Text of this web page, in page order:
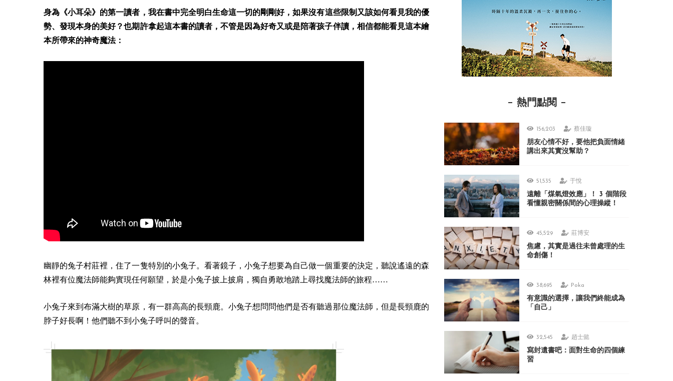
身為 《小耳朵》 的第一讀者，我在書中完全明白生命這一切的剛剛好，如果沒有這些限制又該如何看見我的優
勢、發現本身的美好？也期許拿起這本書的讀者，不管是因為好奇又或是陪著孩子伴讀，相信都能看見這本繪
本所帶來的神奇魔法：
幽靜的兔子村莊裡，住了一隻特別的小兔子。看著鏡子，小兔子想要為自己做一個重要的決定，聽說遙遠的森
林裡有位魔法師能夠實現任何願望，於是小兔子披上披肩，獨自勇敢地踏上尋找魔法師的旅程……
小兔子來到布滿大樹的草原，有一群高高的長頸鹿。小兔子想問問他們是否有聽過那位魔法師，但是長頸鹿的
脖子好長啊！他們聽不到小兔子呼叫的聲音。
熱門點閱
156,203 蔡佳璇
朋友心情不好，要他把負面情緒
講出來其實沒幫助？
51,535 于悅
遠離「煤氣燈效應」！ 3 個階段
看懂親密關係間的心理操縱！
45,529 莊博安
焦慮，其實是過往未曾處理的生
命創傷！
38,695 Poka
有意識的選擇，讓我們終能成為
「自己」
32,545 趙士懿
寫封遺書吧：面對生命的四個練
習